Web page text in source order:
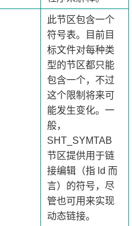
此节区包含一个
符号表。目前目
标文件对每种类
型的节区都只能
包含一个，不过
这个限制将来可
能发生变化。一
般，
SHT_SYMTAB
节区提供用于链
接编辑（指 ld 而
言）的符号，尽
管也可用来实现
动态链接。